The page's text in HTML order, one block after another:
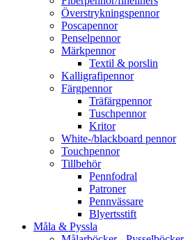
Överstrykningspennor
Poscapennor
Penselpennor
Märkpennor
Textil & porslin
Kalligrafipennor
Färgpennor
Träfärgpennor
Tuschpennor
Kritor
White-/blackboard pennor
Touchpennor
Tillbehör
Pennfodral
Patroner
Pennvässare
Blyertsstift
Måla & Pyssla